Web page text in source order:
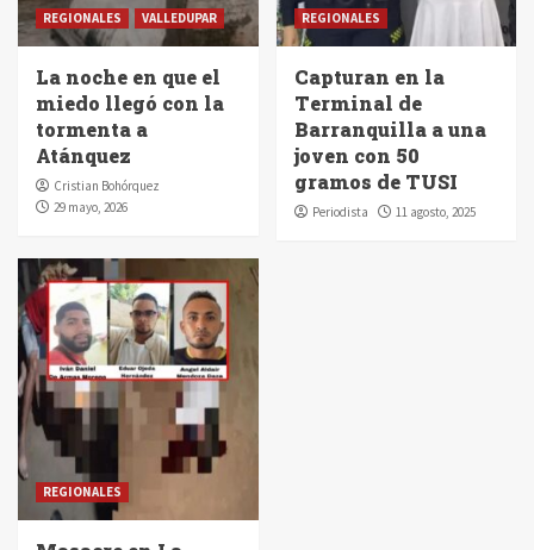
REGIONALES VALLEDUPAR
La noche en que el
miedo llegó con la
tormenta a
Atánquez
Cristian Bohórquez
29 mayo, 2026
REGIONALES
Capturan en la
Terminal de
Barranquilla a una
joven con 50
gramos de TUSI
Periodista 11 agosto, 2025
REGIONALES